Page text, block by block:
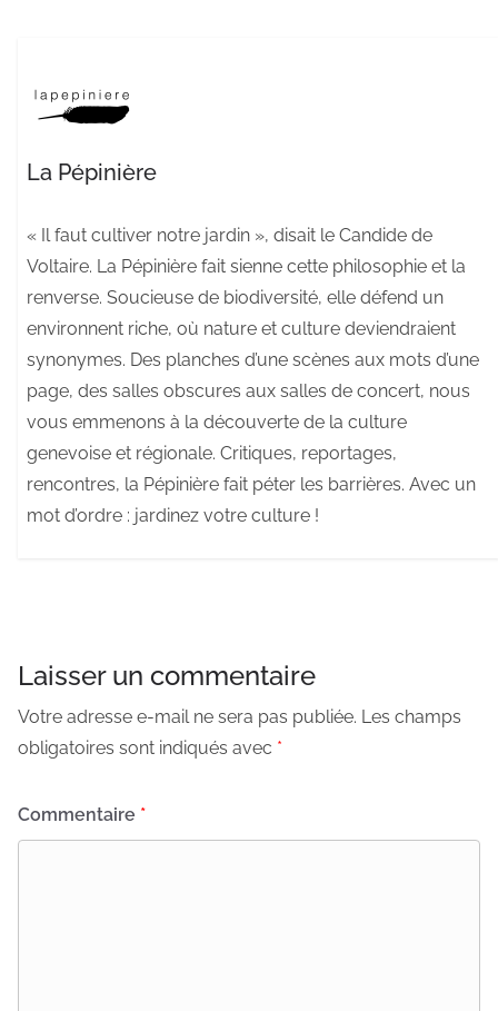
La Pépinière
« Il faut cultiver notre jardin », disait le Candide de
Voltaire. La Pépinière fait sienne cette philosophie et la
renverse. Soucieuse de biodiversité, elle défend un
environnent riche, où nature et culture deviendraient
synonymes. Des planches d’une scènes aux mots d’une
page, des salles obscures aux salles de concert, nous
vous emmenons à la découverte de la culture
genevoise et régionale. Critiques, reportages,
rencontres, la Pépinière fait péter les barrières. Avec un
mot d’ordre : jardinez votre culture !
Laisser un commentaire
Votre adresse e-mail ne sera pas publiée. Les champs
obligatoires sont indiqués avec *
Commentaire *